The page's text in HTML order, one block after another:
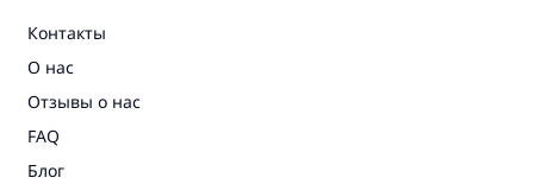
Контакты
О нас
Отзывы о нас
FAQ
Блог